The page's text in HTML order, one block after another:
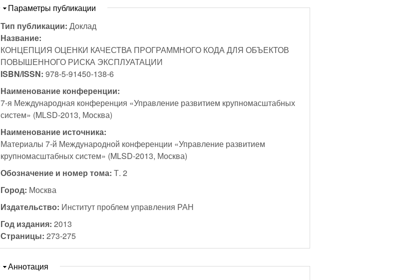
Скрыть
Параметры публикации
Тип публикации:Доклад
Название:
КОНЦЕПЦИЯ ОЦЕНКИ КАЧЕСТВА ПРОГРАММНОГО КОДА ДЛЯ ОБЪЕКТОВ
ПОВЫШЕННОГО РИСКА ЭКСПЛУАТАЦИИ
ISBN/ISSN:978-5-91450-138-6
Наименование конференции:
7-я Международная конференция «Управление развитием крупномасштабных
систем» (MLSD-2013, Москва)
Наименование источника:
Материалы 7-й Международной конференции «Управление развитием
крупномасштабных систем» (MLSD-2013, Москва)
Обозначение и номер тома:Т. 2
Город: Москва
Издательство: Институт проблем управления РАН
Год издания:2013
Страницы:273-275
Скрыть
Аннотация